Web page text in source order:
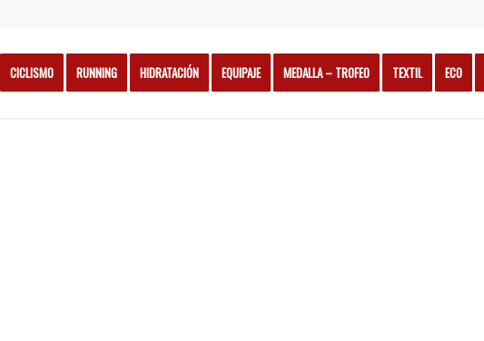
CICLISMO RUNNING HIDRATACIÓN EQUIPAJE MEDALLA – TROFEO TEXTIL ECO